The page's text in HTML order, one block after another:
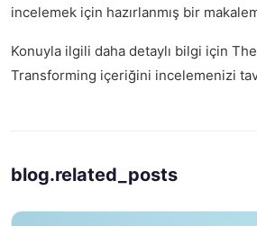
incelemek için hazırlanmış bir
Konuyla ilgili daha detaylı bilgi için
Transforming içeriğini incelemenizi
blog.related_posts